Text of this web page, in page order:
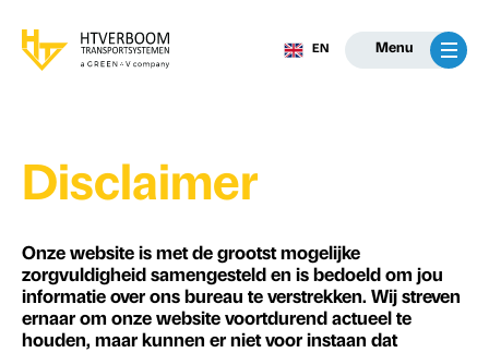
EN Menu
Disclaimer
Onze website is met de grootst mogelijke
zorgvuldigheid samengesteld en is bedoeld om jou
informatie over ons bureau te verstrekken. Wij streven
ernaar om onze website voortdurend actueel te
houden, maar kunnen er niet voor instaan dat